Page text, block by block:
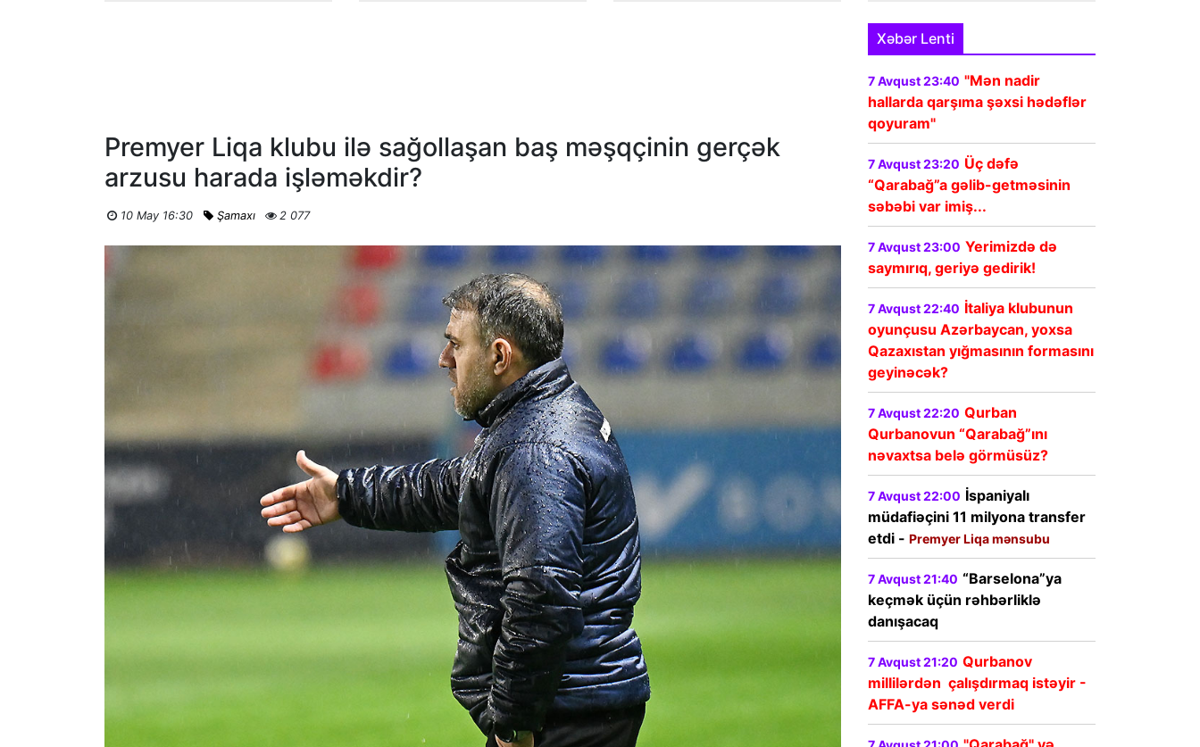
Premyer Liqa klubu ilə sağollaşan baş məşqçinin gerçək
arzusu harada işləməkdir?
10 May 16:30 Şamaxı 2 077
Xəbər Lenti
7 Avqust 23:40 "Mən nadir
hallarda qarşıma şəxsi hədəflər
qoyuram"
7 Avqust 23:20 Üç dəfə
“Qarabağ”a gəlib-getməsinin
səbəbi var imiş...
7 Avqust 23:00 Yerimizdə də
saymırıq, geriyə gedirik!
7 Avqust 22:40 İtaliya klubunun
oyunçusu Azərbaycan, yoxsa
Qazaxıstan yığmasının formasını
geyinəcək?
7 Avqust 22:20 Qurban
Qurbanovun “Qarabağ”ını
nəvaxtsa belə görmüsüz?
7 Avqust 22:00 İspaniyalı
müdafiəçini 11 milyona transfer
etdi - Premyer Liqa mənsubu
7 Avqust 21:40 “Barselona”ya
keçmək üçün rəhbərliklə
danışacaq
7 Avqust 21:20 Qurbanov
millilərdən çalışdırmaq istəyir -
AFFA-ya sənəd verdi